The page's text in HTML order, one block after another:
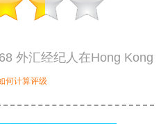
外汇经纪人在Hong Kong
何计算评级